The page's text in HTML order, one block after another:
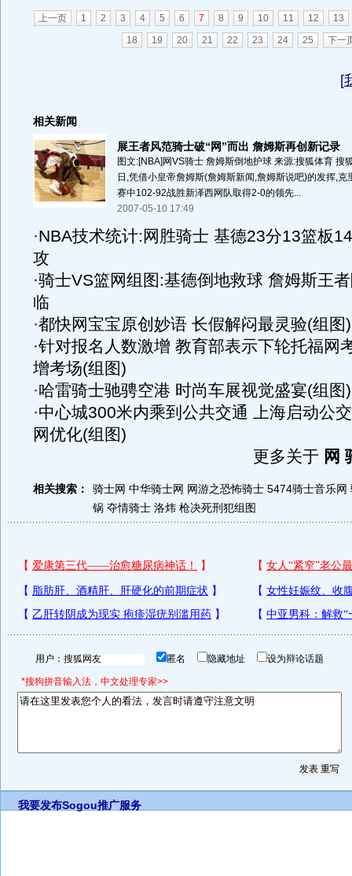
上一页 1 2 3 4 5 6 7 8 9 10 11 12
13
18
19 20 21 22 23 24 25 下一
[
相关新闻
展王者风范骑士破“网”而出 詹姆斯再创新记录
图文:[NBA]网VS骑士 詹姆斯倒地护球 来源:搜狐体育 搜
日,凭借小皇帝詹姆斯(詹姆斯新闻,詹姆斯说吧)的发挥,克
赛中102-92战胜新泽西网队取得2-0的领先...
2007-05-10 17:49
·NBA技术统计:网胜骑士 基德23分13篮板
攻
·骑士VS篮网组图:基德倒地救球 詹姆斯王
临
·都快网宝宝原创妙语 长假解闷最灵验(组图)
·针对报名人数激增 教育部表示下轮托福网
增考场(组图)
·哈雷骑士驰骋空港 时尚车展视觉盛宴(组图)
·中心城300米内乘到公共交通 上海启动公
网优化(组图)
更多关于 网
相关搜索： 骑士网 中华骑士网 网游之恐怖骑士 5474骑士音乐网
锅 夺情骑士 洛炜 枪决死刑犯组图
用户： 匿名 隐藏地址 设为辩论话题
*搜狗拼音输入法，中文处理专家>>
我要发布Sogou推广服务